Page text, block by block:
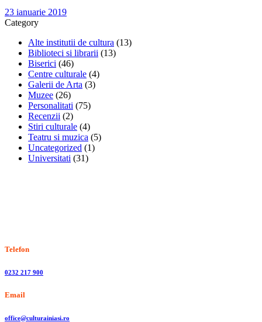
23 ianuarie 2019
Category
Alte institutii de cultura (13)
Biblioteci si librarii (13)
Biserici (46)
Centre culturale (4)
Galerii de Arta (3)
Muzee (26)
Personalitati (75)
Recenzii (2)
Stiri culturale (4)
Teatru si muzica (5)
Uncategorized (1)
Universitati (31)
Telefon
0232 217 900
Email
office@culturainiasi.ro